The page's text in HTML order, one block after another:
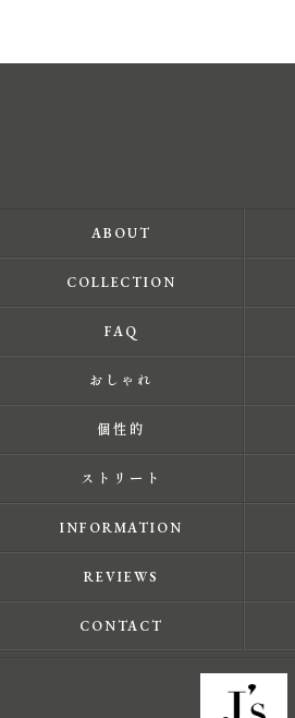
ABOUT
COLLECTION
FAQ
おしゃれ
個性的
ストリート
INFORMATION
REVIEWS
CONTACT